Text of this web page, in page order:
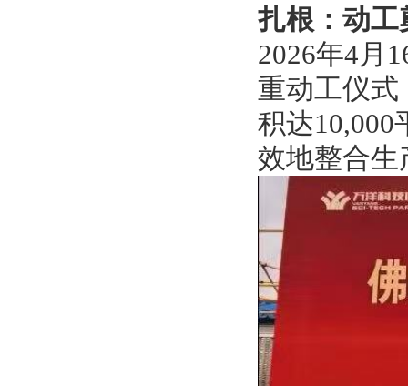
扎根：动工
2026年4月
重动工仪式
积达10,000
效地整合生